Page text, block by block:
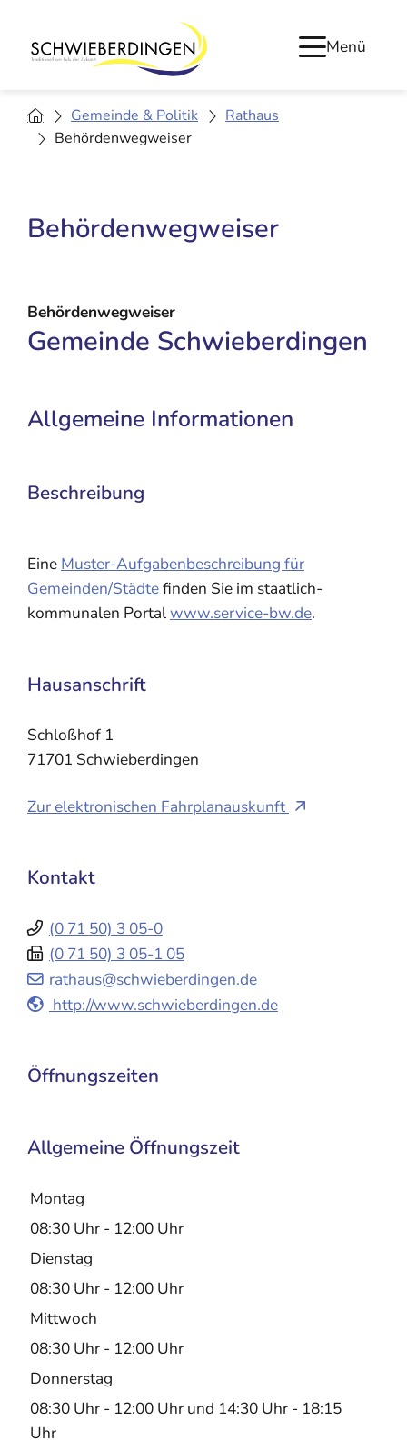
Menü
Gemeinde & Politik
Rathaus
Behördenwegweiser
Behördenwegweiser
Behördenwegweiser
Gemeinde Schwieberdingen
Allgemeine Informationen
Beschreibung
Eine Muster-Aufgabenbeschreibung für
Gemeinden/Städtefinden Sie im staatlich-
kommunalen Portalwww.service-bw.de.
Hausanschrift
Schloßhof 1
71701 Schwieberdingen
Zur elektronischen Fahrplanauskunft
Kontakt
(0 71 50) 3 05-0
(0 71 50) 3 05-1 05
rathaus@schwieberdingen.de
http://www.schwieberdingen.de
Öffnungszeiten
Allgemeine Öffnungszeit
Montag
08:30 Uhr - 12:00 Uhr
Dienstag
08:30 Uhr - 12:00 Uhr
Mittwoch
08:30 Uhr - 12:00 Uhr
Donnerstag
08:30 Uhr - 12:00 Uhr und 14:30 Uhr - 18:15
Uhr